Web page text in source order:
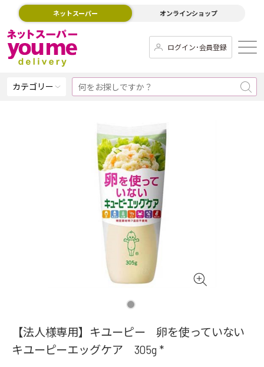
ネットスーパー オンラインショップ
ログイン･会員登録
カテゴリー
【法人様専用】キユーピー 卵を使っていない
キユーピーエッグケア 305g *